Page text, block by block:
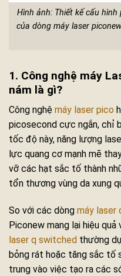
Hình ảnh: Thiết kế cấu
của dòng máy laser
1. Công nghệ máy
nám là gì?
Công nghệ máy laser pico
picosecond cực ngắn, chỉ
tốc độ này, năng lượng
lực quang cơ mạnh mẽ
vỡ các hạt sắc tố thành
tổn thương vùng da xung
So với các dòng máy laser
Piconew mang lại hiệu
laser q switched thường
bỏng rát hoặc tăng sắc tố
trung vào việc tạo ra các